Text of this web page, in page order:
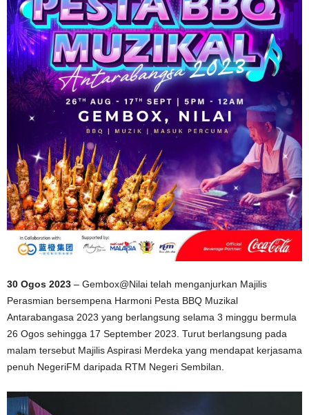
30 Ogos 2023 – Gembox@Nilai telah menganjurkan Majilis
Perasmian bersempena Harmoni Pesta BBQ Muzikal
Antarabangasa 2023 yang berlangsung selama 3 minggu bermula
26 Ogos sehingga 17 September 2023. Turut berlangsung pada
malam tersebut Majilis Aspirasi Merdeka yang mendapat kerjasama
penuh NegeriFM daripada RTM Negeri Sembilan.